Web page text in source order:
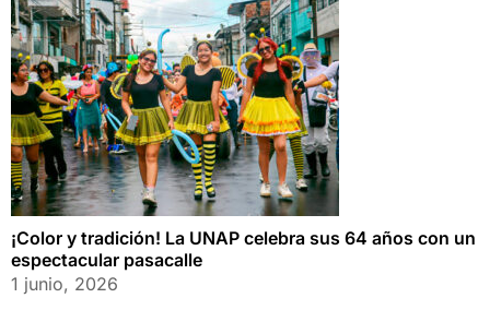
¡Color y tradición! La UNAP celebra sus 64 años con un
espectacular pasacalle
1 junio, 2026